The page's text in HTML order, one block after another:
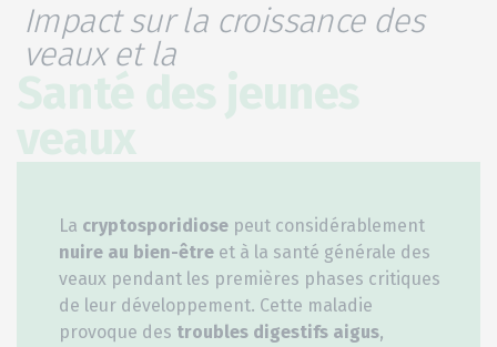
Impact sur la croissance des
veaux et la
Santé des jeunes
veaux
La cryptosporidiose peut considérablement
nuire au bien-être et à la santé générale des
veaux pendant les premières phases critiques
de leur développement. Cette maladie
provoque des troubles digestifs aigus,